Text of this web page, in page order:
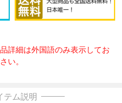
詳細は外国語のみ表示してお
い。
テム説明